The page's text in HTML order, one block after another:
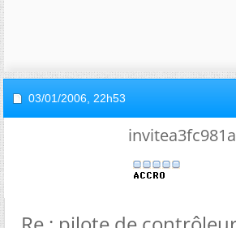
03/01/2006, 22h53
invitea3fc981a